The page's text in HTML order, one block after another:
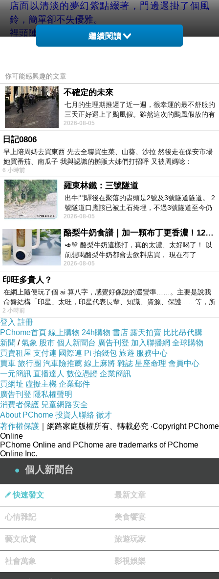
店面以清淡的夢幻紫點綴著，門邊還掛了個風
鈴，簡單卻不失優雅。
裡頭陣陣悠揚的鋼情樂曲，帶點哀傷。
四周擺滿了一盆盆的薰衣草，片片花海，好美
花兒不時的飄香，使沒有牌匾的花坊也有不少人
來。
但這間店是不賣花的，因為老闆只「送」不
「賣」，沒人知道為什麼。
老闆是一位帥氣的男孩，溫柔的眼眸中帶點憂
鬱。
男孩沒有女朋友，可是他的桌上卻有一張女生的
照片，對他而言那就是他的女朋友。
每天他都盯著相片中的那個女生看，對著框中的
她微笑。
相片中的女生笑得很甜，手中抱著一盆未開花的
薰衣草，那景象好美好美。
望著相片中的女生，男孩不自覺的留下淚來。
「為什麼......？為什麼每次看到她我都會哭？」
他摸著相框呢喃細語。
淚，落在相框上、灑在花葉上。
相片中的女孩依然笑著，不過笑得有點憂傷。
薰衣草更香了，淡淡的紫也好像快淡去了。
收音機裡傳出的鋼琴曲卻還繼續放著，男孩看似
勾起了某段回憶，跟著曲子哼著。
不知道從何時開始，男孩愛上了薰衣草，也愛上
了這首鋼琴曲──「眼淚」。
也不知道為什麼看到相片中的那女生都會流淚。
為什麼？他不知道也不明白，記憶中毫無一點端
倪。
甚至他連她是誰都不知道。
只是對她有一種感覺，揮之不去。
他覺得自己好像在哪看過那女生，好像還認識
她。
不過卻想不起來在哪兒見過她，是否真的認識
她。
想不起來，他真的沒見過她。
頓時，男孩覺得他好像有一段記憶消失了！
但......無法捨回......。
桌上的那盆薰衣草輕搖著，曳中好像在說：「是
我......。」
繼續閱讀
你可能感興趣的文章
不確定的未來
七月的生理期推遲了近一週，很幸運的最不舒服的
三天正好遇上了颱風假。雖然這次的颱風假放的有
點虛，因為風雨不大，但這也是最想要的
2026-08-05
日記0806
早上陪周媽去買東西 先去全聯買生菜、山葵、沙拉 然後走在保安市場
她買番茄、南瓜子 我與認識的攤販大姊們打招呼 又被周媽唸：
6 小時前
羅東林鐵：三號隧道
出牛鬥驛後在聚落的盡頭是2號及3號隧道隧道。 2
號隧道口應該已被土石掩埋，不過3號隧道至今仍
存在。從台7丙牛鬥橋上往左岸上游方
2026-08-05
酪梨牛奶食譜｜加一顆布丁更香濃！120秒完成飲料店級酪梨奶昔｜imami 旗艦豆漿機
🥑💚 酪梨牛奶這樣打，真的太濃、太好喝了！ 以
前想喝酪梨牛奶都會去飲料店買， 現在有了
imami 健康煮藝｜旗艦破壁智慧養生豆漿機，
2026-08-05
印旺多貴人？
在網上隨便玩了個 ai 算八字，感覺好像說的還蠻準……。主要是說我
命盤結構「印星」太旺，印星代表長輩、知識、資源、保護……等，所
2 小時前
登入 註冊
PChome首頁 線上購物 24h購物 書店 露天拍賣 比比昂代購
新聞 /氣象 股市 個人新聞台 廣告刊登 加入聯播網 全球購物
買賣租屋 支付連 國際連 Pi 拍錢包 旅遊 服務中心
買車 旅行團 汽車險推薦 線上麻將 雜誌 星座命理 會員中心
一元簡訊 直播達人 數位憑證 企業簡訊
買網址 虛擬主機 企業郵件
廣告刊登 隱私權聲明
消費者保護 兒童網路安全
About PChome 投資人聯絡 徵才
著作權保護 ｜網路家庭版權所有、轉載必究 ‧Copyright PChome
Online
PChome Online and PChome are trademarks of PChome
Online Inc.
個人新聞台
快速發文 最新文章
心情雜記 美食饗宴
藝文欣賞 旅遊玩家
社會萬象 影視娛樂